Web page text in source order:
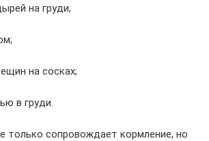
на груди;
на сосках;
в груди.
только сопровождает кормление, но